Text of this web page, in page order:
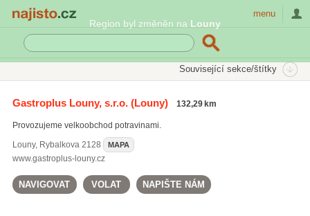
Region byl změněn na Louny
menu
Související sekce/štítky
Potraviny a nápoje
Gastroplus Louny, s.r.o.(Louny) 132,29 km
Provozujeme velkoobchod potravinami.
Louny, Rybalkova 2128 MAPA
www.gastroplus-louny.cz
NAVIGOVAT VOLAT NAPIŠTE NÁM